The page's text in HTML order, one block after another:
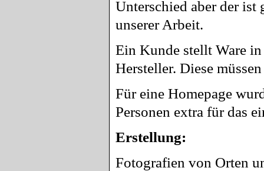
Unterschied aber der ist
unserer Arbeit.
Ein Kunde stellt Ware
Hersteller. Diese
Für eine Homepage
Personen extra für das
Erstellung:
Fotografien von Orten